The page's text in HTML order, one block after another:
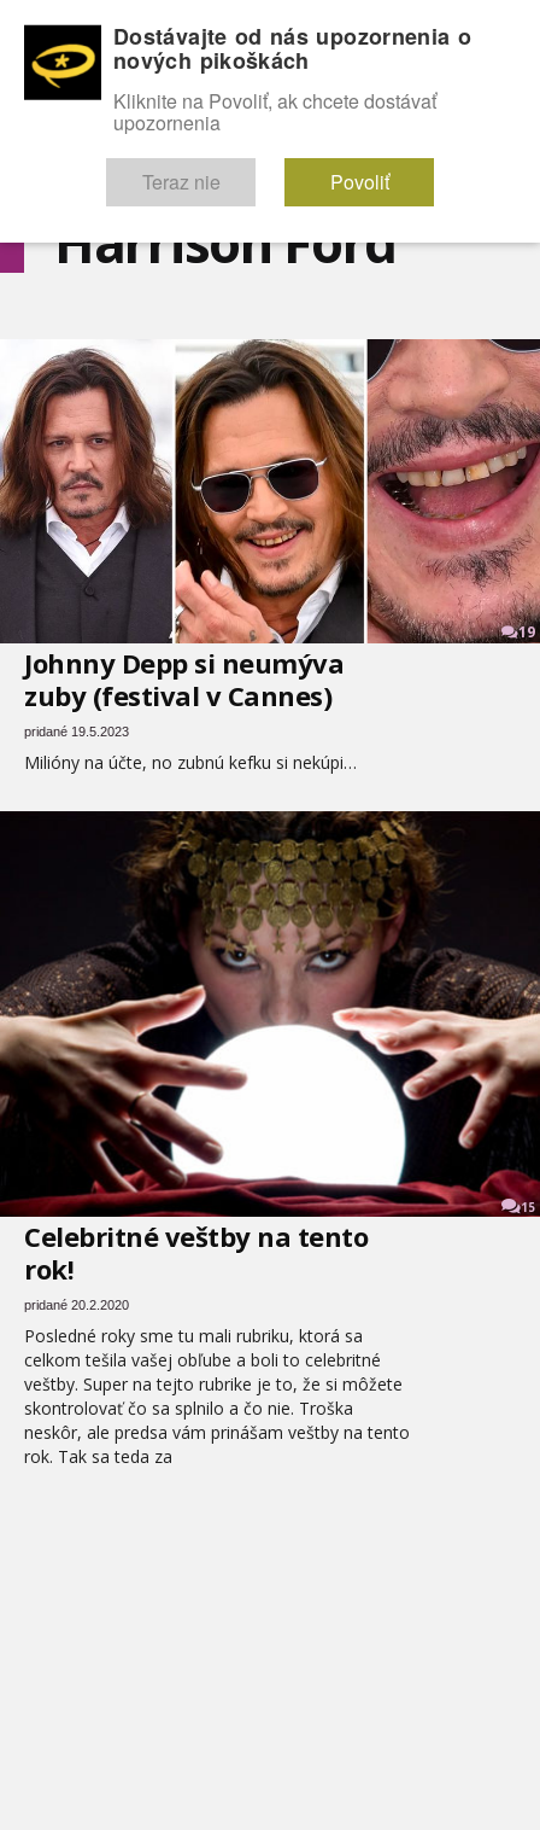
OMG! SEXICE
Harrison Ford
19
Johnny Depp si neumýva
zuby (festival v Cannes)
pridané 19.5.2023
Milióny na účte, no zubnú kefku si nekúpi…
15
Celebritné veštby na tento
rok!
pridané 20.2.2020
Posledné roky sme tu mali rubriku, ktorá sa
celkom tešila vašej obľube a boli to celebritné
veštby. Super na tejto rubrike je to, že si môžete
skontrolovať čo sa splnilo a čo nie. Troška
neskôr, ale predsa vám prinášam veštby na tento
rok. Tak sa teda za
Dostávajte od nás upozornenia o
nových pikoškách
Kliknite na Povoliť, ak chcete dostávať
upozornenia
Teraz nie Povoliť